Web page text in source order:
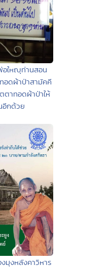
ใหญุท่านสอน
อดผ้าป่าสามัคคี
ตาทอดผ้าป่าให้
อีกด้วย
มุงหลังคาวิหาร